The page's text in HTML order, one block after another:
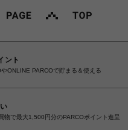
ント
ONLINE PARCOで貯まる＆使える
物で最大1,500円分のPARCOポイント進呈